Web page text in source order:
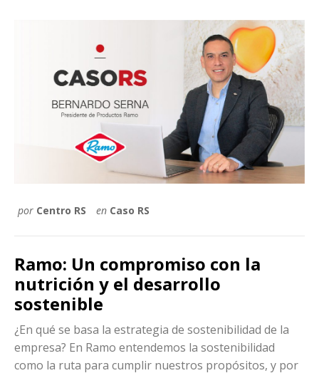
por Centro RS en Caso RS
Ramo: Un compromiso con la
nutrición y el desarrollo
sostenible
¿En qué se basa la estrategia de sostenibilidad de la
empresa? En Ramo entendemos la sostenibilidad
como la ruta para cumplir nuestros propósitos, y por